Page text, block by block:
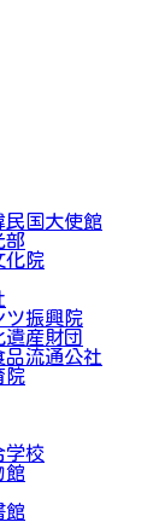
民国大使館
部
化院
ツ振興院
遺産財団
品流通公社
院
学校
館
館